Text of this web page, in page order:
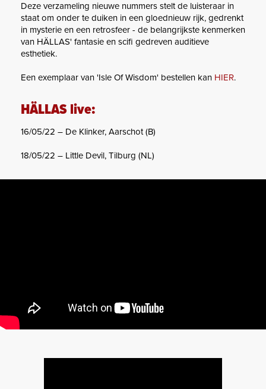
Deze verzameling nieuwe nummers stelt de luisteraar in
staat om onder te duiken in een gloednieuw rijk, gedrenkt
in mysterie en een retrosfeer - de belangrijkste kenmerken
van HÄLLAS' fantasie en scifi gedreven auditieve
esthetiek.
Een exemplaar van 'Isle Of Wisdom' bestellen kan HIER.
HÄLLAS live:
16/05/22 – De Klinker, Aarschot (B)
18/05/22 – Little Devil, Tilburg (NL)